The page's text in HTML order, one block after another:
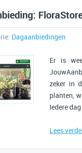
Dagaanbiedingen
Er is
zeker in
planten,
Iedere
Lees